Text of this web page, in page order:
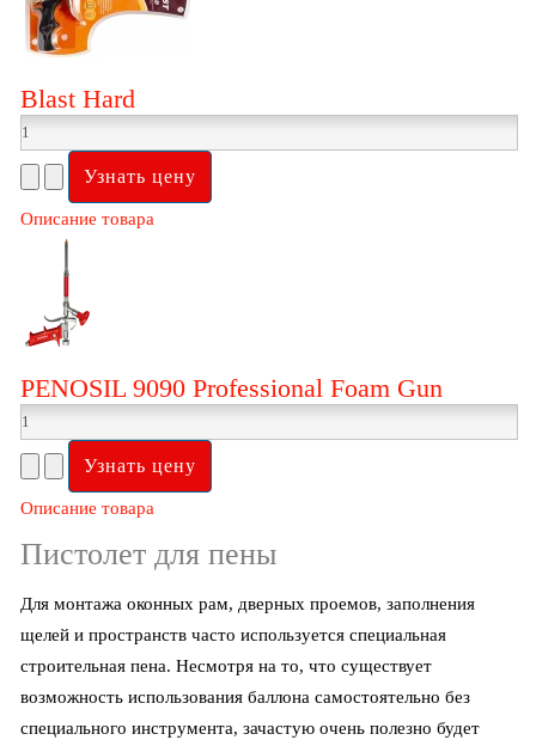
Blast Hard
Описание товара
PENOSIL 9090 Professional Foam Gun
Описание товара
Пистолет для пены
Для монтажа оконных рам, дверных проемов, заполнения
щелей и пространств часто используется специальная
строительная пена. Несмотря на то, что существует
возможность использования баллона самостоятельно без
специального инструмента, зачастую очень полезно будет